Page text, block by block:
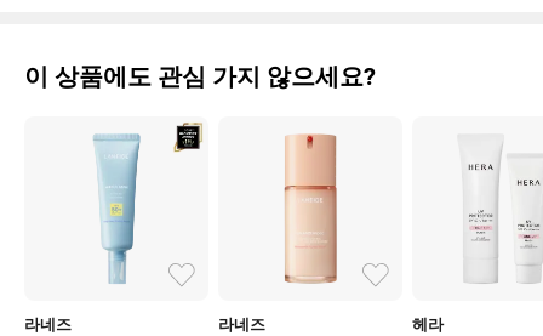
이 상품에도 관심 가지 않으세요?
라네즈 라네즈 헤라